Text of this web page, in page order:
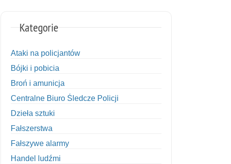
Kategorie
Ataki na policjantów
Bójki i pobicia
Broń i amunicja
Centralne Biuro Śledcze Policji
Dzieła sztuki
Fałszerstwa
Fałszywe alarmy
Handel ludźmi